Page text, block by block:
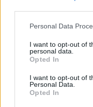
Please note that this
not limited to your visit
grant or deny consent to
use your data for below
consent section.
Personal Data
I want to opt-out of
personal data.
Opted In
I want to opt-out of
Personal Data.
Opted In
Condividi l'articolo
F
a
ce
b
T
w
it
te
Pi
te